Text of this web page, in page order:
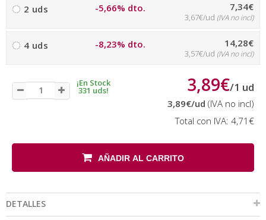
2 uds -5,66% dto. 7,34€
3,67€/ud (IVA no incl)
4 uds -8,23% dto. 14,28€
3,57€/ud (IVA no incl)
¡En Stock
331 uds! 3,89€/1 ud
3,89€/ud (IVA no incl)
Total con IVA: 4,71€
AÑADIR AL CARRITO
DETALLES